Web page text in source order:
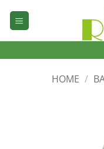
HOME /